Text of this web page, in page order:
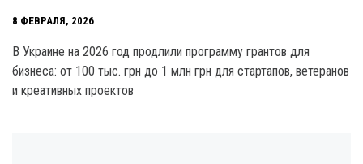
8 ФЕВРАЛЯ, 2026
В Украине на 2026 год продлили программу грантов для
бизнеса: от 100 тыс. грн до 1 млн грн для стартапов, ветеранов
и креативных проектов